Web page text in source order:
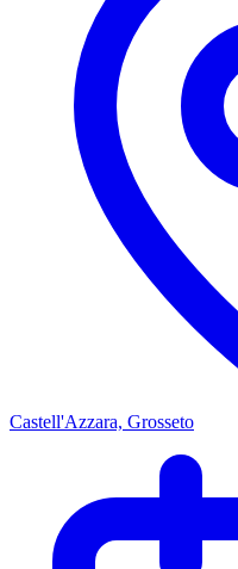
Castell'Azzara, Grosseto